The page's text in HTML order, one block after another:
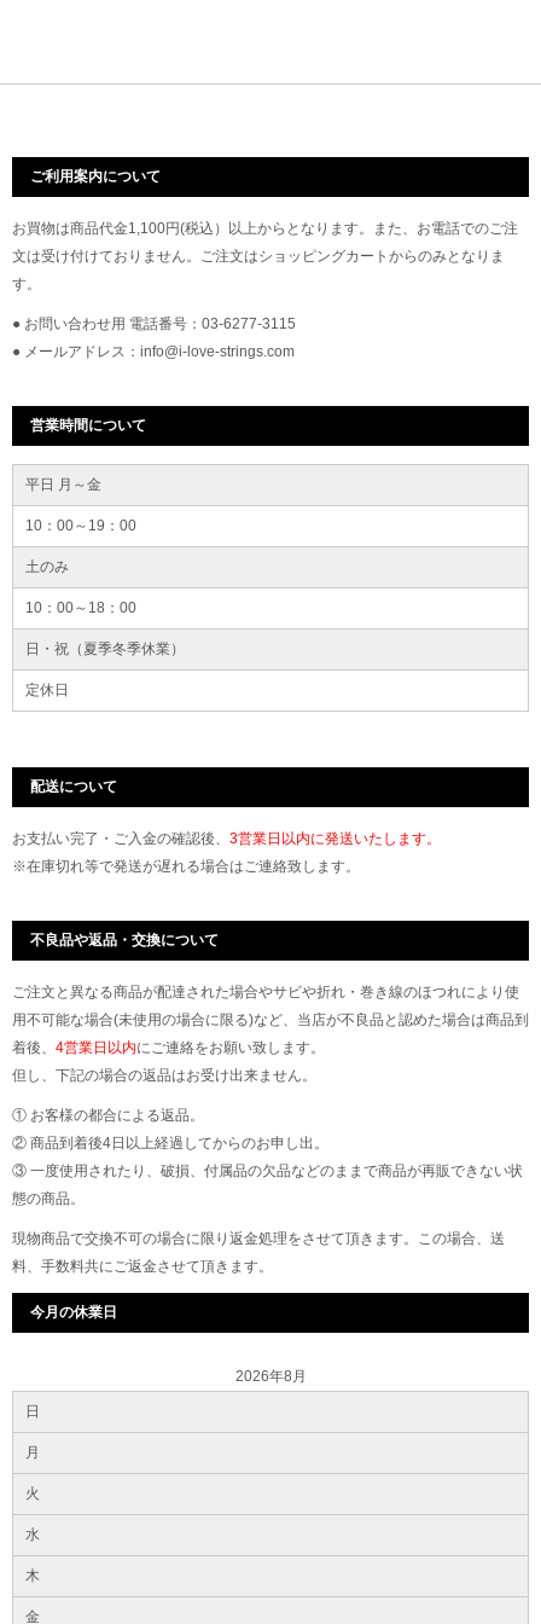
ご利用案内について
お買物は商品代金1,100円(税込）以上からとなります。また、お電話でのご注
文は受け付けておりません。ご注文はショッピングカートからのみとなりま
す。
● お問い合わせ用 電話番号：03-6277-3115
● メールアドレス：info@i-love-strings.com
営業時間について
平日 月～金
10：00～19：00
土のみ
10：00～18：00
日・祝（夏季冬季休業）
定休日
配送について
お支払い完了・ご入金の確認後、 3営業日以内に発送いたします。
※在庫切れ等で発送が遅れる場合はご連絡致します。
不良品や返品・交換について
ご注文と異なる商品が配達された場合やサビや折れ・巻き線のほつれにより使
用不可能な場合(未使用の場合に限る)など、当店が不良品と認めた場合は商品到
着後、 4営業日以内にご連絡をお願い致します。
但し、下記の場合の返品はお受け出来ません。
① お客様の都合による返品。
② 商品到着後4日以上経過してからのお申し出。
③ 一度使用されたり、破損、付属品の欠品などのままで商品が再販できない状
態の商品。
現物商品で交換不可の場合に限り返金処理をさせて頂きます。この場合、送
料、手数料共にご返金させて頂きます。
今月の休業日
2026年8月
日
月
火
水
木
金